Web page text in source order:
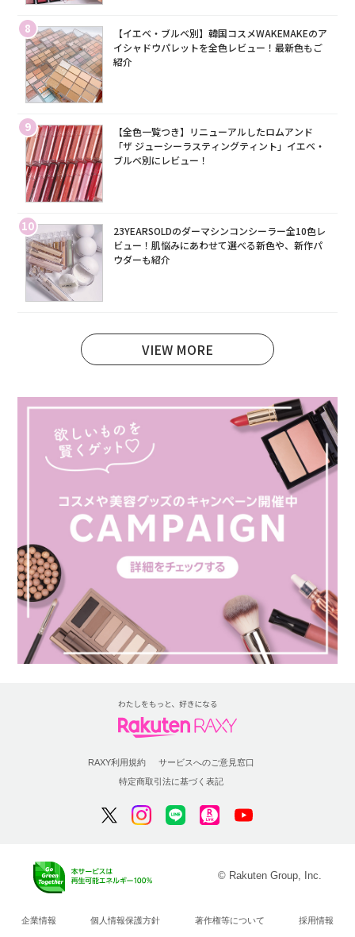
8
【イエベ・ブルベ別】韓国コスメWAKEMAKEのア
イシャドウパレットを全色レビュー！最新色もご
紹介
9
【全色一覧つき】リニューアルしたロムアンド
「ザ ジューシーラスティングティント」イエベ・
ブルベ別にレビュー！
10
23YEARSOLDのダーマシンコンシーラー全10色レ
ビュー！肌悩みにあわせて選べる新色や、新作パ
ウダーも紹介
VIEW MORE
RAXY利用規約
サービスへのご意見窓口
特定商取引法に基づく表記
© Rakuten Group, Inc.
企業情報 個人情報保護方針 著作権等について 採用情報